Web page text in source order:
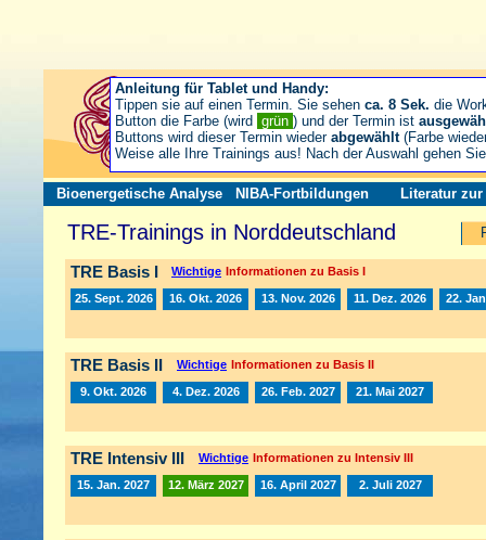
Bioenergetische Analyse NIBA-Fortbildungen Literatur zur
TRE-Trainings in Norddeutschland
TRE Basis I Wichtige Informationen zu Basis I
25. Sept. 2026 16. Okt. 2026 13. Nov. 2026 11. Dez. 2026 22.
TRE Basis II Wichtige Informationen zu Basis II
9. Okt. 2026 4. Dez. 2026 26. Feb. 2027 21. Mai 2027
TRE Intensiv III Wichtige Informationen zu Intensiv III
15. Jan. 2027 12. März 2027 16. April 2027 2. Juli 2027
Anleitung für Tablet und Handy:
Tippen sie auf einen Termin. Sie sehen ca. 8 Sek. die
Button die Farbe (wird grün ) und der Termin ist
Buttons wird dieser Termin wieder abgewählt(Farbe
Weise alle Ihre Trainings aus! Nach der Auswahl gehen